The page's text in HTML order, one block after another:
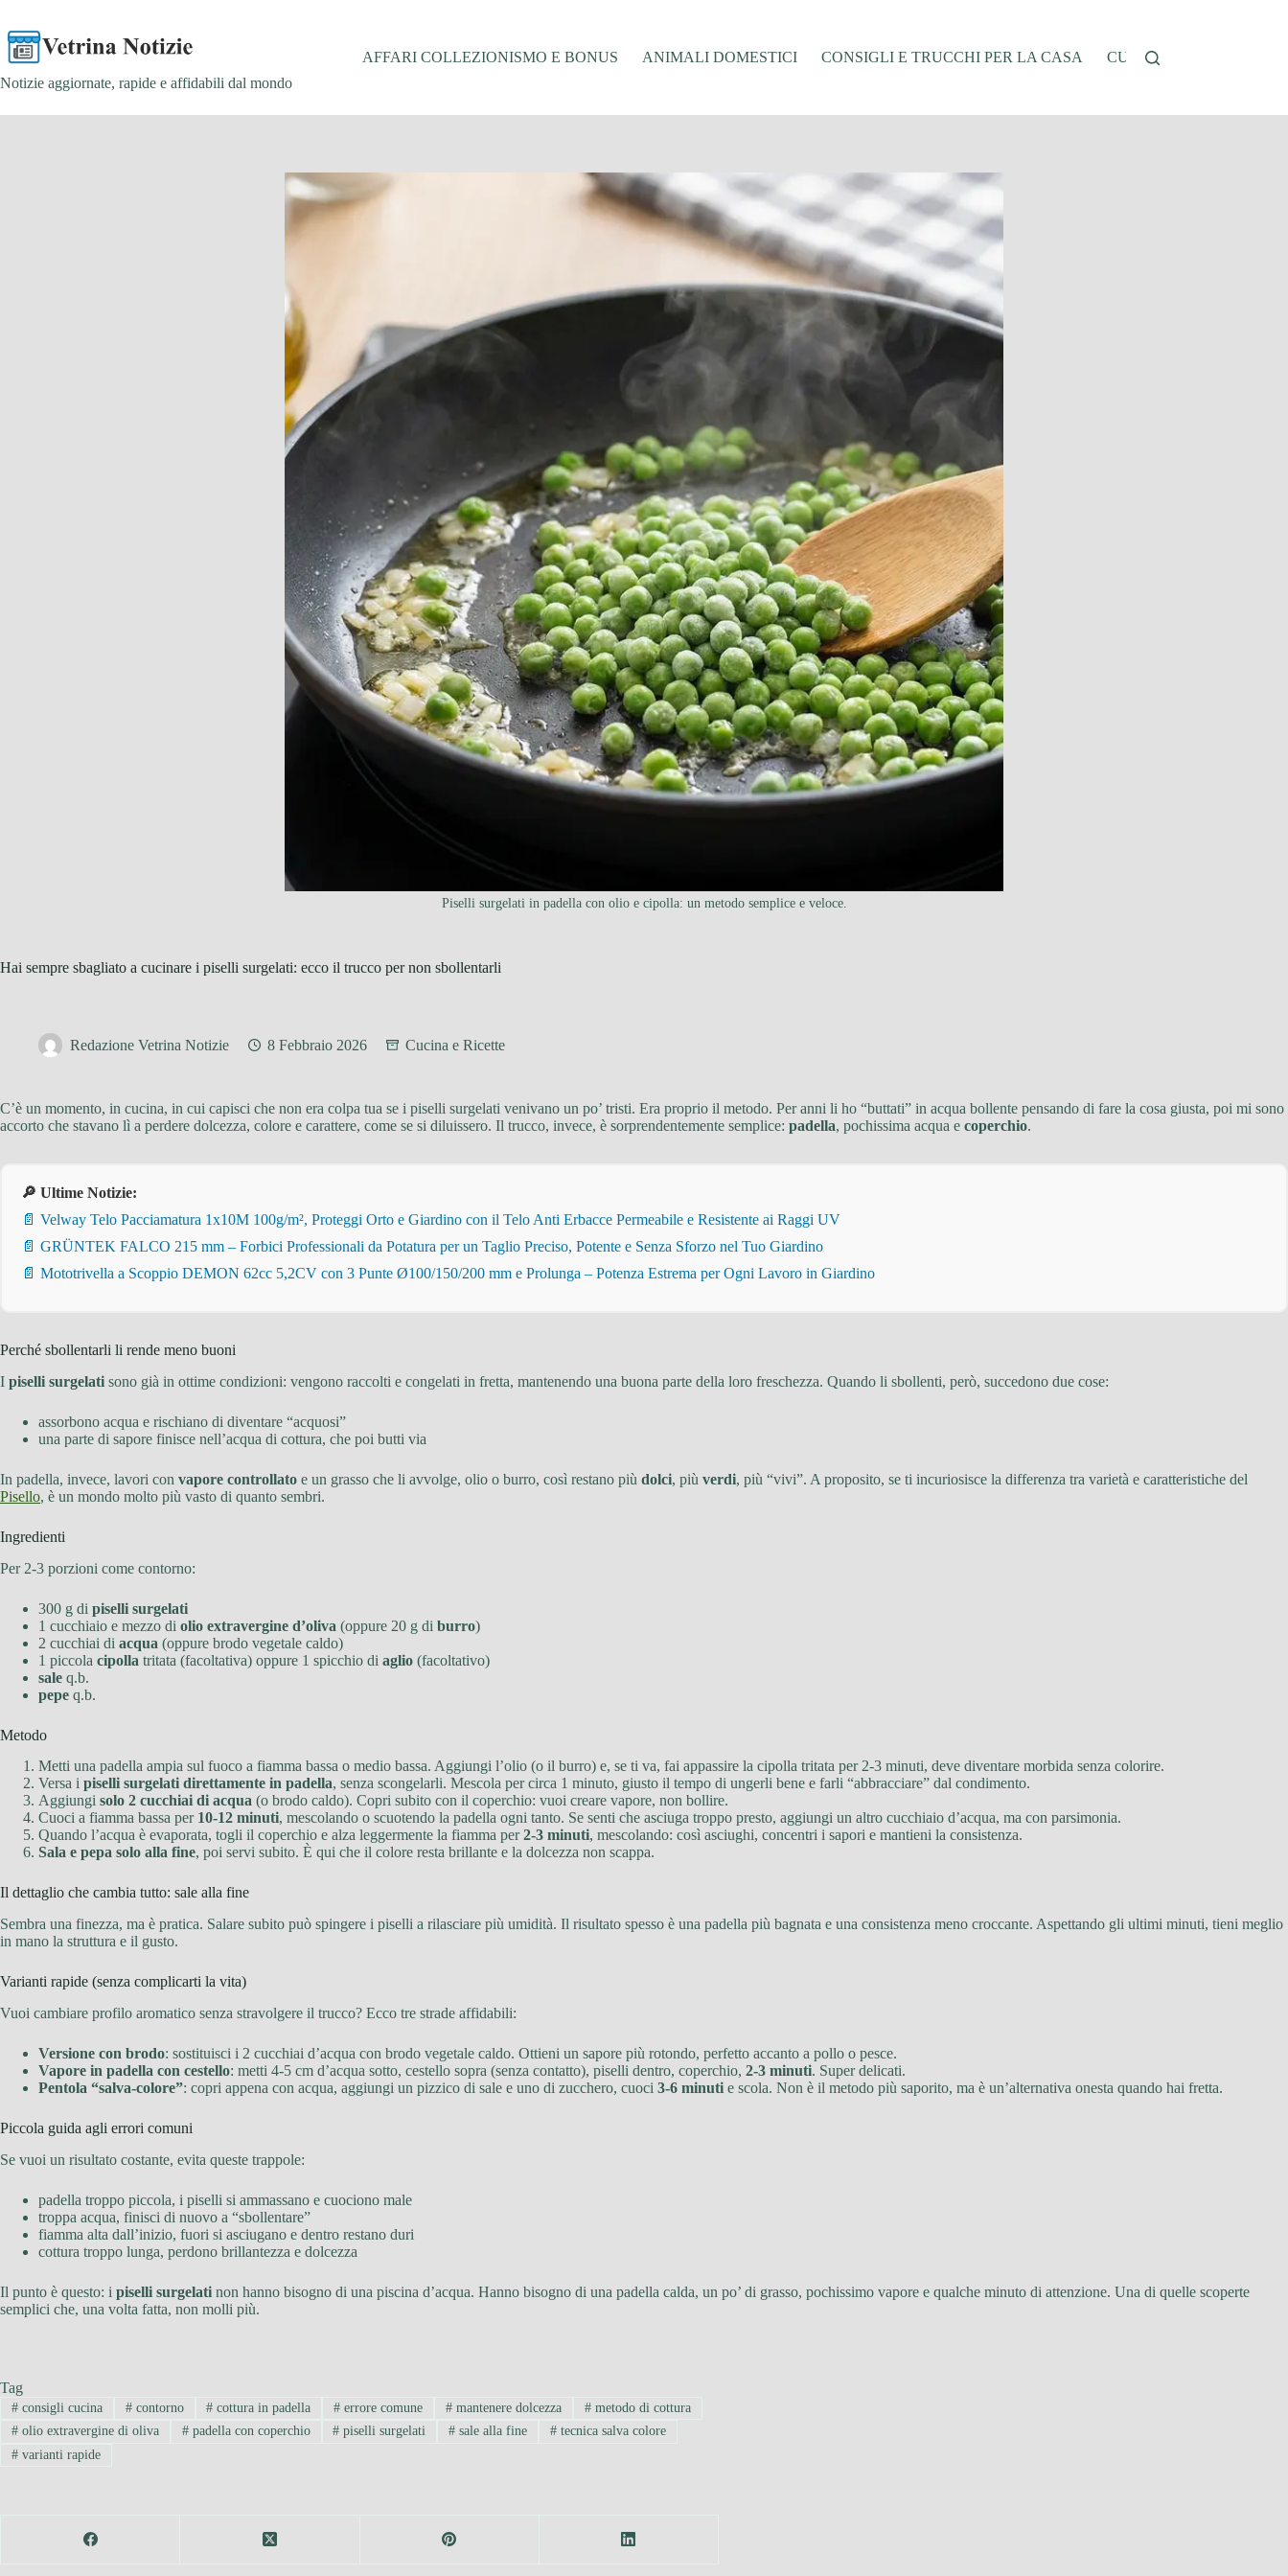
contenuto
Notizie aggiornate, rapide e affidabili dal mondo
AFFARI COLLEZIONISMO E BONUS ANIMALI DOMESTICI CONSIGLI E TRUCCHI PER LA CASA CUCINA E RICETTE
Piselli surgelati in padella con olio e cipolla: un metodo semplice e veloce.
Hai sempre sbagliato a cucinare i piselli surgelati: ecco il trucco per non sbollentarli
Redazione Vetrina Notizie 8 Febbraio 2026 Cucina e Ricette
C’è un momento, in cucina, in cui capisci che non era colpa tua se i piselli surgelati venivano un po’ tristi. Era proprio il metodo. Per anni li ho “buttati” in acqua bollente pensando di fare la cosa giusta, poi mi sono
accorto che stavano lì a perdere dolcezza, colore e carattere, come se si diluissero. Il trucco, invece, è sorprendentemente semplice: padella, pochissima acqua e coperchio.
🔎 Ultime Notizie:
📄 Velway Telo Pacciamatura 1x10M 100g/m², Proteggi Orto e Giardino con il Telo Anti Erbacce Permeabile e Resistente ai Raggi UV
📄 GRÜNTEK FALCO 215 mm – Forbici Professionali da Potatura per un Taglio Preciso, Potente e Senza Sforzo nel Tuo Giardino
📄 Mototrivella a Scoppio DEMON 62cc 5,2CV con 3 Punte Ø100/150/200 mm e Prolunga – Potenza Estrema per Ogni Lavoro in Giardino
Perché sbollentarli li rende meno buoni
I piselli surgelati sono già in ottime condizioni: vengono raccolti e congelati in fretta, mantenendo una buona parte della loro freschezza. Quando li sbollenti, però, succedono due cose:
assorbono acqua e rischiano di diventare “acquosi”
una parte di sapore finisce nell’acqua di cottura, che poi butti via
In padella, invece, lavori con vapore controllato e un grasso che li avvolge, olio o burro, così restano più dolci, più verdi, più “vivi”. A proposito, se ti incuriosisce la differenza tra varietà e caratteristiche del
Pisello, è un mondo molto più vasto di quanto sembri.
Ingredienti
Per 2-3 porzioni come contorno:
300 g di piselli surgelati
1 cucchiaio e mezzo di olio extravergine d’oliva (oppure 20 g di burro)
2 cucchiai di acqua (oppure brodo vegetale caldo)
1 piccola cipolla tritata (facoltativa) oppure 1 spicchio di aglio (facoltativo)
sale q.b.
pepe q.b.
Metodo
Metti una padella ampia sul fuoco a fiamma bassa o medio bassa. Aggiungi l’olio (o il burro) e, se ti va, fai appassire la cipolla tritata per 2-3 minuti, deve diventare morbida senza colorire.
Versa i piselli surgelati direttamente in padella, senza scongelarli. Mescola per circa 1 minuto, giusto il tempo di ungerli bene e farli “abbracciare” dal condimento.
Aggiungi solo 2 cucchiai di acqua (o brodo caldo). Copri subito con il coperchio: vuoi creare vapore, non bollire.
Cuoci a fiamma bassa per 10-12 minuti, mescolando o scuotendo la padella ogni tanto. Se senti che asciuga troppo presto, aggiungi un altro cucchiaio d’acqua, ma con parsimonia.
Quando l’acqua è evaporata, togli il coperchio e alza leggermente la fiamma per2-3 minuti, mescolando: così asciughi, concentri i sapori e mantieni la consistenza.
Sala e pepa solo alla fine, poi servi subito. È qui che il colore resta brillante e la dolcezza non scappa.
Il dettaglio che cambia tutto: sale alla fine
Sembra una finezza, ma è pratica. Salare subito può spingere i piselli a rilasciare più umidità. Il risultato spesso è una padella più bagnata e una consistenza meno croccante. Aspettando gli ultimi minuti, tieni meglio
in mano la struttura e il gusto.
Varianti rapide (senza complicarti la vita)
Vuoi cambiare profilo aromatico senza stravolgere il trucco? Ecco tre strade affidabili:
Versione con brodo: sostituisci i 2 cucchiai d’acqua con brodo vegetale caldo. Ottieni un sapore più rotondo, perfetto accanto a pollo o pesce.
Vapore in padella con cestello: metti 4-5 cm d’acqua sotto, cestello sopra (senza contatto), piselli dentro, coperchio, 2-3 minuti. Super delicati.
Pentola “salva-colore”: copri appena con acqua, aggiungi un pizzico di sale e uno di zucchero, cuoci 3-6 minuti e scola. Non è il metodo più saporito, ma è un’alternativa onesta quando hai fretta.
Piccola guida agli errori comuni
Se vuoi un risultato costante, evita queste trappole:
padella troppo piccola, i piselli si ammassano e cuociono male
troppa acqua, finisci di nuovo a “sbollentare”
fiamma alta dall’inizio, fuori si asciugano e dentro restano duri
cottura troppo lunga, perdono brillantezza e dolcezza
Il punto è questo: i piselli surgelati non hanno bisogno di una piscina d’acqua. Hanno bisogno di una padella calda, un po’ di grasso, pochissimo vapore e qualche minuto di attenzione. Una di quelle scoperte
semplici che, una volta fatta, non molli più.
Tag
#consigli cucina #contorno # cottura in padella # errore comune # mantenere dolcezza #metodo di cottura
#olio extravergine di oliva #padella con coperchio # piselli surgelati # sale alla fine # tecnica salva colore
#varianti rapide